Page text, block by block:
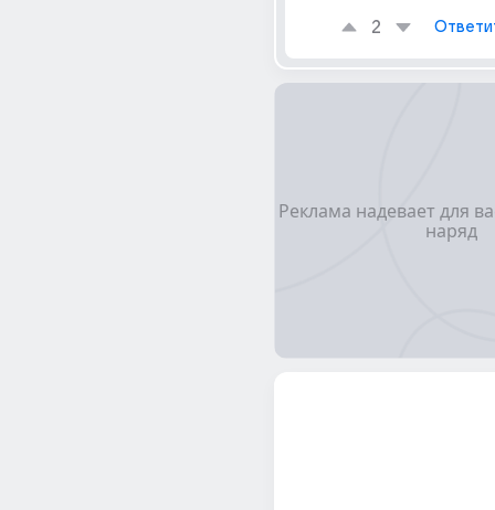
2